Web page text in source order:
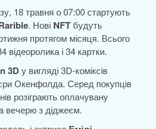
18 травня о 07:00 стартують
. Нові NFTбудуть
протягом місяця. Всього
відеоролика і 34 картки.
3Dу вигляді 3D-коміксів
Окенфолда. Серед покупців
розіграють оплачувану
вечерю з діджеєм.